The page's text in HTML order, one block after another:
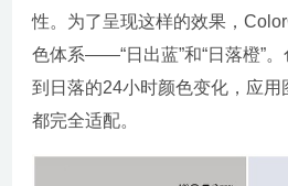
性。为了呈现这样的效果，
色体系——“日出蓝”和“日落橙”
到日落的24小时颜色变化，应
都完全适配。